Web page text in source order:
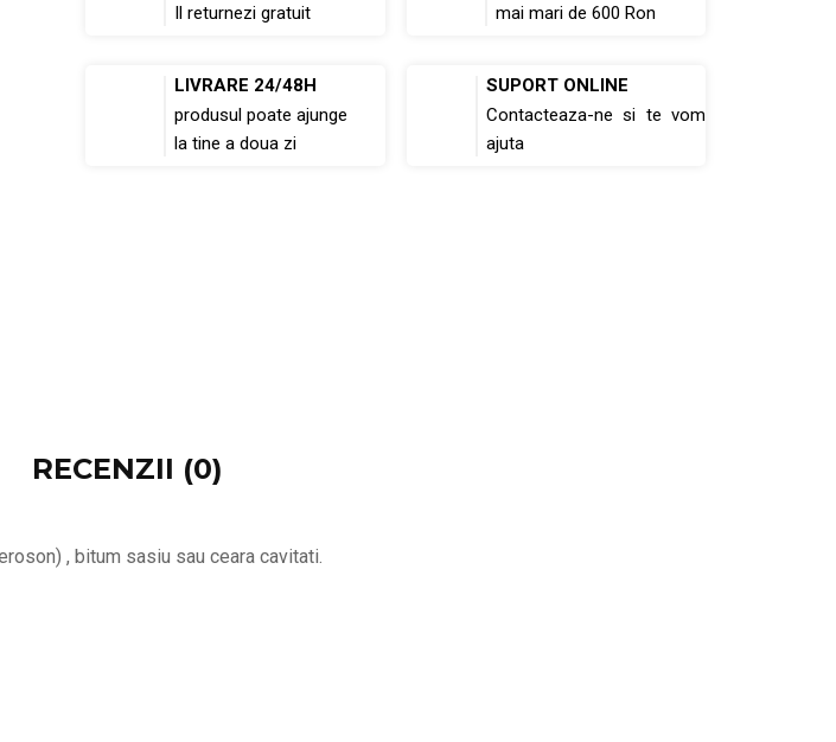
Il returnezi gratuit
mai mari de 600 Ron
LIVRARE 24/48H
produsul poate ajunge
la tine a doua zi
SUPORT ONLINE
Contacteaza-ne si te vom
ajuta
RECENZII (0)
, bitum sasiu sau ceara cavitati.